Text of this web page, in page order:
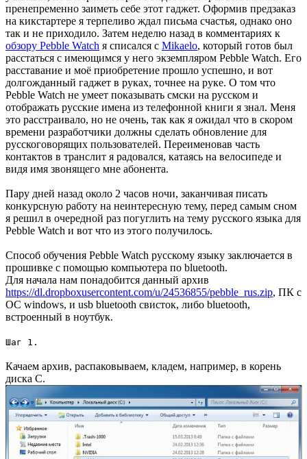
пренепременно заиметь себе этот гаджет. Оформив предзаказ
на кикстартере я терпеливо ждал письма счастья, однако оно
так и не приходило. Затем неделю назад в комментариях к
обзору Pebble Watch я списался с Mikaelo, который готов был
расстаться с имеющимся у него экземпляром Pebble Watch. Его
расставание и моё приобретение прошло успешно, и вот
долгожданный гаджет в руках, точнее на руке. О том что
Pebble Watch не умеет показывать смски на русском и
отображать русские имена из телефонной книги я знал. Меня
это расстраивало, но не очень, так как я ожидал что в скором
времени разработчики должны сделать обновление для
русскоговорящих пользователей. Переименовав часть
контактов в транслит я радовался, катаясь на велосипеде и
видя имя звонящего мне абонента.
Пару дней назад около 2 часов ночи, заканчивая писать
конкурсную работу на неинтересную тему, перед самым сном
я решил в очередной раз погуглить на тему русского языка для
Pebble Watch и вот что из этого получилось.
Способ обучения Pebble Watch русскому языку заключается в
прошивке с помощью компьютера по bluetooth.
Для начала нам понадобится данный архив
https://dl.dropboxusercontent.com/u/24536855/pebble_rus.zip, ПК с
ОС windows, и usb bluetooth свисток, либо bluetooth,
встроенный в ноутбук.
Шаг 1.
Качаем архив, распаковываем, кладем, например, в корень
диска С.